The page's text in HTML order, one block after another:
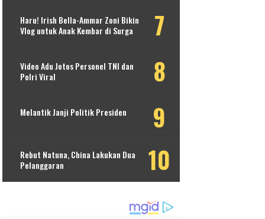
Haru! Irish Bella-Ammar Zoni Bikin
Vlog untuk Anak Kembar di Surga
Video Adu Jotos Personel TNI dan
Polri Viral
Melantik Janji Politik Presiden
Rebut Natuna, China Lakukan Dua
Pelanggaran